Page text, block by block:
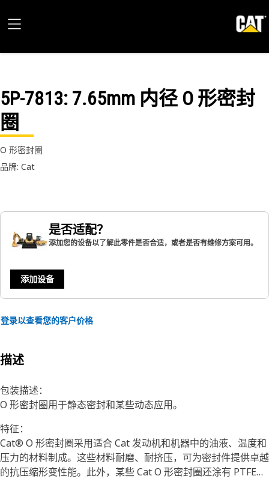
5P-7813: 7.65mm 内径 O 形密封
圈
O 形密封圈
品牌: Cat
是否适配？
添加您的设备以了解此零件是否合适，或者是否有维修方案可用。
添加设备
登录以查看您的客户价格
描述
包装描述：
O 形密封圈用于静态密封和某些动态应用。
特征：
Cat® O 形密封圈采用适合 Cat 发动机和机器中的油液、温度和
压力的材料制成。这些材料耐磨、耐挤压，可为密封件提供卓越
的抗压缩形变性能。此外，某些 Cat O 形密封圈还涂有 PTFE，